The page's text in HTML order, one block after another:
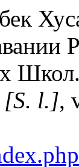
[S. l.],